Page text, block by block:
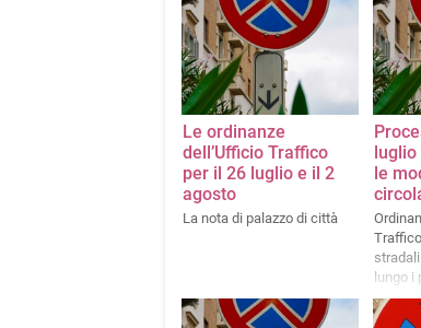
Le ordinanze
dell’Ufficio Traffico
per il 26 luglio e il 2
agosto
La nota di palazzo di città
le
lungo i
dello